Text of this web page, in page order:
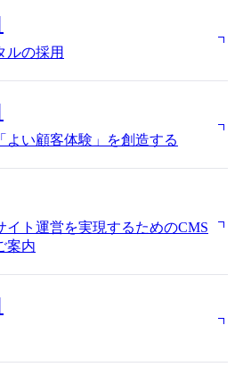
ルの採用
よい顧客体験」を創造する
イト運営を実現するためのCMS
案内